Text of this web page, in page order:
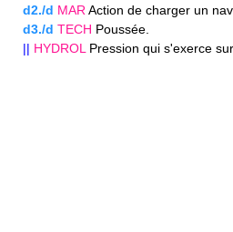
d2./d MARAction de charger un
d3./d TECH Poussée.
|| HYDROLPression qui s'exerce